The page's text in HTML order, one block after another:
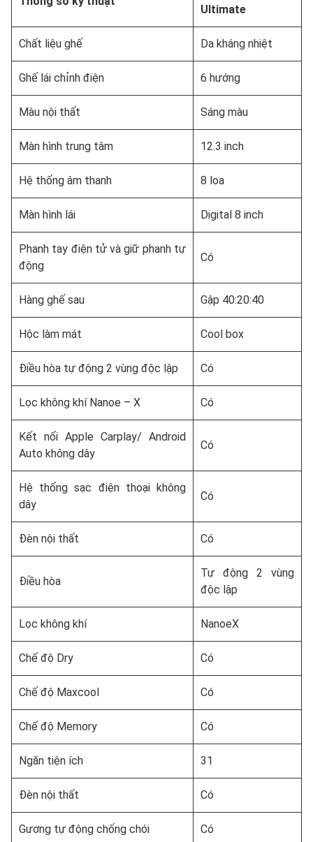
Ultimate
Chất liệu ghế Da kháng nhiệt
Ghế lái chỉnh điện 6 hướng
Màu nội thất Sáng màu
Màn hình trung tâm 12.3 inch
Hệ thống âm thanh 8 loa
Màn hình lái Digital 8 inch
Phanh tay điện tử và giữ phanh tự
động
Có
Hàng ghế sau Gập 40:20:40
Hộc làm mát Cool box
Điều hòa tự động 2 vùng độc lập Có
Lọc không khí Nanoe – X Có
Kết nối Apple Carplay/ Android
Auto không dây
Có
Hệ thống sạc điện thoại không
dây
Có
Đèn nội thất Có
Điều hòa
Tự động 2 vùng
độc lập
Lọc không khí NanoeX
Chế độ Dry Có
Chế độ Maxcool Có
Chế độ Memory Có
Ngăn tiện ích 31
Đèn nội thất Có
Gương tự động chống chói Có